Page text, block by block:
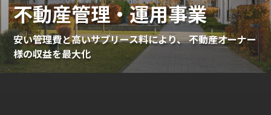
不動産管理・運用事業
安い管理費と高いサブリース料により、 不動産オーナー
様の収益を最大化